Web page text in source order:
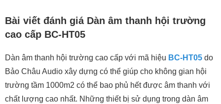
Bài viết đánh giá Dàn âm thanh hội trường
cao cấp BC-HT05
Dàn âm thanh hội trường cao cấp với mã hiệu BC-HT05 do
Bảo Châu Audio xây dựng có thể giúp cho không gian hội
trường tầm 1000m2 có thể bao phủ hết được âm thanh với
chất lượng cao nhất. Những thiết bị sử dụng trong dàn âm